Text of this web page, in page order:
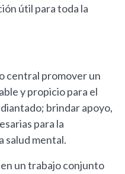
útil para toda la
central promover un
y propicio para el
brindar apoyo,
para la
salud mental.
en un trabajo conjunto